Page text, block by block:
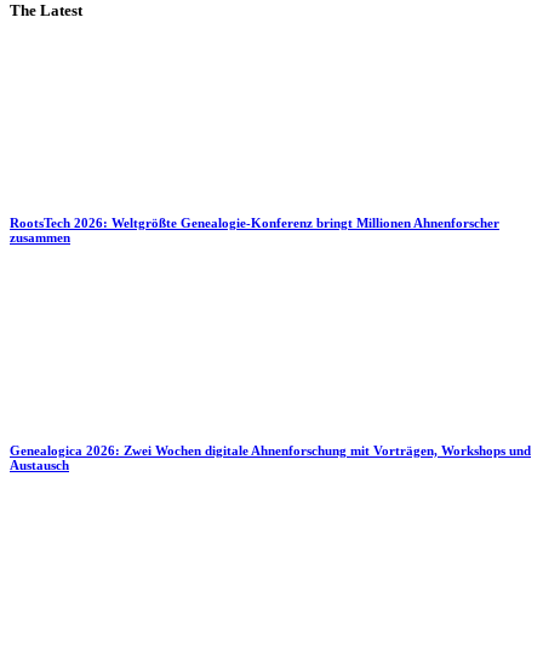
The Latest
RootsTech 2026: Weltgrößte Genealogie-Konferenz bringt Millionen Ahnenforscher
zusammen
Genealogica 2026: Zwei Wochen digitale Ahnenforschung mit Vorträgen, Workshops und
Austausch